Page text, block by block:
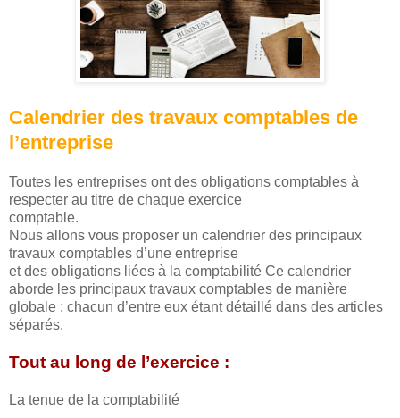
Calendrier des travaux comptables de
l’entreprise
Toutes les entreprises ont des obligations comptables à
respecter au titre de chaque exercice
comptable.
Nous allons vous proposer un calendrier des principaux
travaux comptables d’une entreprise
et des obligations liées à la comptabilité Ce calendrier
aborde les principaux travaux comptables de manière
globale ; chacun d’entre eux étant détaillé dans des articles
séparés.
Tout au long de l’exercice :
La tenue de la comptabilité